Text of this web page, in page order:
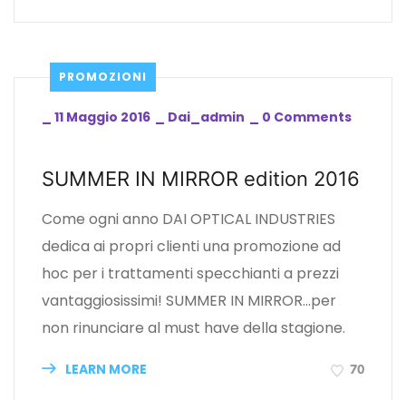
PROMOZIONI
11 Maggio 2016 Dai_admin 0 Comments
SUMMER IN MIRROR edition 2016
Come ogni anno DAI OPTICAL INDUSTRIES
dedica ai propri clienti una promozione ad
hoc per i trattamenti specchianti a prezzi
vantaggiosissimi! SUMMER IN MIRROR…per
non rinunciare al must have della stagione.
LEARN MORE 70